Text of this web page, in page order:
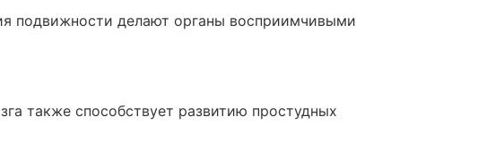
подвижности делают органы восприимчивыми
также способствует развитию простудных